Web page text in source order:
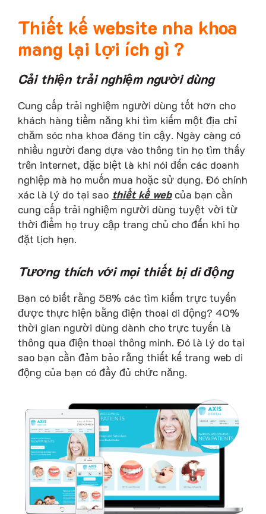
Thiết kế website nha khoa
mang lại lợi ích gì ?
Cải thiện trải nghiệm người dùng
Cung cấp trải nghiệm người dùng tốt hơn cho
khách hàng tiềm năng khi tìm kiếm một địa chỉ
chăm sóc nha khoa đáng tin cậy. Ngày càng có
nhiều người đang dựa vào thông tin họ tìm thấy
trên internet, đặc biệt là khi nói đến các doanh
nghiệp mà họ muốn mua hoặc sử dụng. Đó chính
xác là lý do tại sao thiết kế webcủa bạn cần
cung cấp trải nghiệm người dùng tuyệt vời từ
thời điểm họ truy cập trang chủ cho đến khi họ
đặt lịch hẹn.
Tương thích với mọi thiết bị di động
Bạn có biết rằng 58% các tìm kiếm trực tuyến
được thực hiện bằng điện thoại di động? 40%
thời gian người dùng dành cho trực tuyến là
thông qua điện thoại thông minh. Đó là lý do tại
sao bạn cần đảm bảo rằng thiết kế trang web di
động của bạn có đầy đủ chức năng.